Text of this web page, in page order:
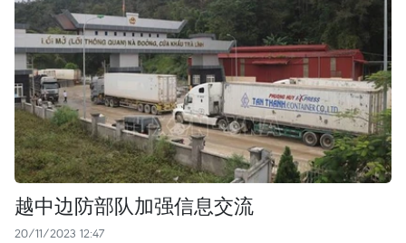
越中边防部队加强信息交流
20/11/2023 12:47